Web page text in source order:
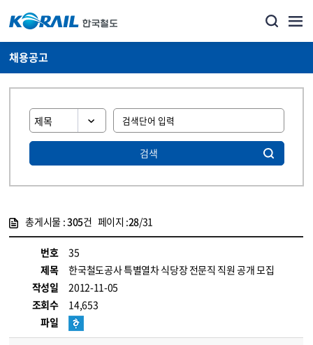
채용공고
검색
총게시물 :305건 페이지 :28/31
번호
35
제목
한국철도공사 특별열차 식당장 전문직 직원 공개 모집
작성일
2012-11-05
조회수
14,653
파일